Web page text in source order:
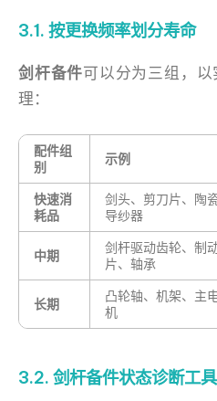
3.1. 按更换频率划分寿命
剑杆备件可以分为三组，
理：
配件组
别
示例
快速消
耗品
剑头、剪刀片、陶
导纱器
中期
剑杆驱动齿轮、制
片、轴承
长期
凸轮轴、机架、主
机
3.2. 剑杆备件状态诊断工具